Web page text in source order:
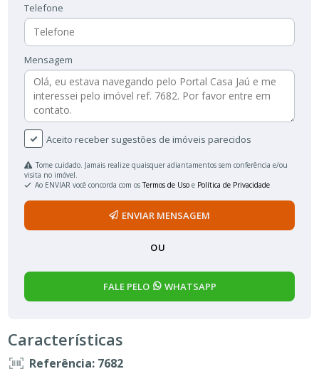
Telefone
Mensagem
Aceito receber sugestões de imóveis parecidos
Tome cuidado. Jamais realize quaisquer adiantamentos sem conferência e/ou
visita no imóvel.
Ao ENVIAR você concorda com osTermos de Uso e Política de Privacidade
ENVIAR MENSAGEM
OU
FALE PELO WHATSAPP
Características
Referência: 7682